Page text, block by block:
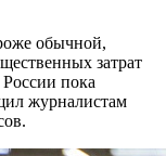
обычной,
затрат
пока
журналистам